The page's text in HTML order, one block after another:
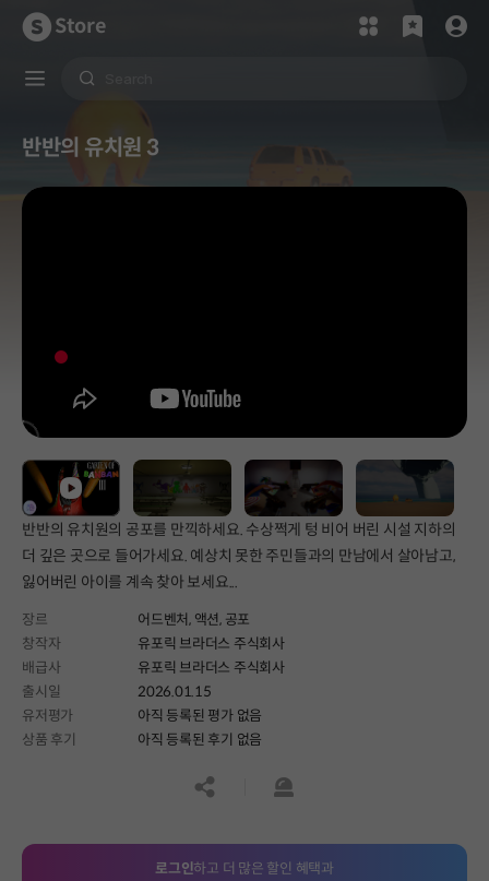
Store
반반의 유치원 3
반반의 유치원의 공포를 만끽하세요. 수상쩍게 텅 비어 버린 시설 지하의
더 깊은 곳으로 들어가세요. 예상치 못한 주민들과의 만남에서 살아남고,
잃어버린 아이를 계속 찾아 보세요...
장르 어드벤처, 액션, 공포
창작자
유포릭 브라더스 주식회사
배급사
유포릭 브라더스 주식회사
출시일
2026.01.15
유저평가
아직 등록된 평가 없음
상품 후기
아직 등록된 후기 없음
공유하기신고하기
로그인하고 더 많은 할인 혜택과